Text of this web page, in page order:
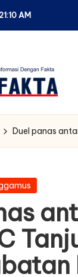
AM
Duel panas